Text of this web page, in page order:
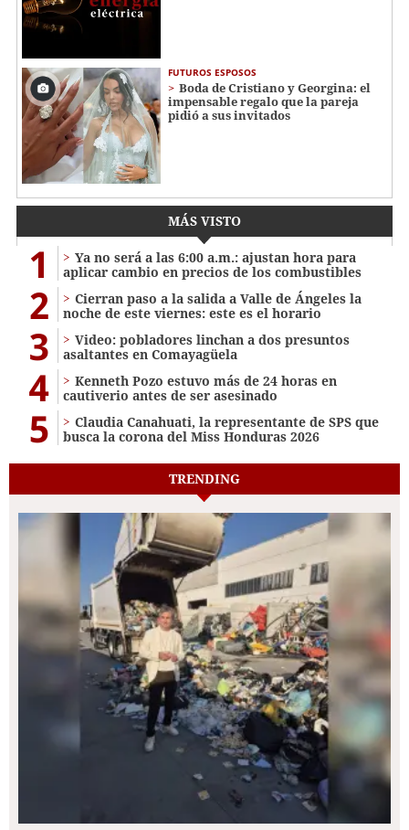
FUTUROS ESPOSOS
Boda de Cristiano y Georgina: el
impensable regalo que la pareja
pidió a sus invitados
MÁS VISTO
1
Ya no será a las 6:00 a.m.: ajustan hora para
aplicar cambio en precios de los combustibles
2
Cierran paso a la salida a Valle de Ángeles la
noche de este viernes: este es el horario
3
Video: pobladores linchan a dos presuntos
asaltantes en Comayagüela
4
Kenneth Pozo estuvo más de 24 horas en
cautiverio antes de ser asesinado
5
Claudia Canahuati, la representante de SPS que
busca la corona del Miss Honduras 2026
TRENDING